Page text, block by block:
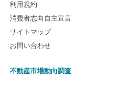
利用規約
消費者志向自主宣言
サイトマップ
お問い合わせ
不動産市場動向調査